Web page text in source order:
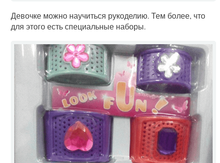
Девочке можно научиться рукоделию. Тем более, что
для этого есть специальные наборы.